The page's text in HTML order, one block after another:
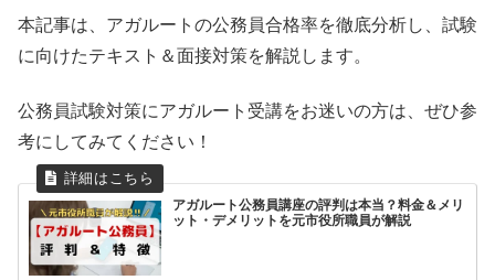
本記事は、アガルートの公務員合格率を徹底分析し、試験
に向けたテキスト＆面接対策を解説します。
公務員試験対策にアガルート受講をお迷いの方は、ぜひ参
考にしてみてください！
アガルート公務員講座の評判は本当？料金＆メリ
ット・デメリットを元市役所職員が解説